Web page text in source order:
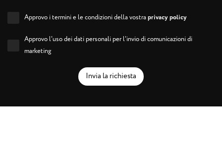
Approvo i termini e le condizioni della vostraprivacy policy
Approvo l'uso dei dati personali per l'invio di comunicazioni di
marketing
Invia la richiesta